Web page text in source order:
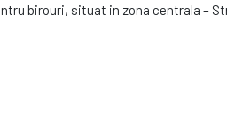
birouri, situat in zona centrala –
care necesita o locatie